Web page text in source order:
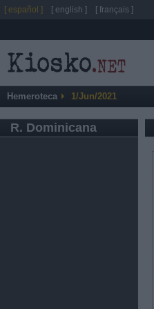
Hemeroteca 1/Jun/2021
R. Dominicana
[ español ] [ english ] [ français ]